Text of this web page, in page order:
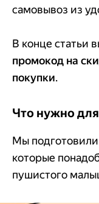
самовывоз из
В конце статьи
промокод на
покупки.
Что нужно
Мы подготовили
которые
пушистого